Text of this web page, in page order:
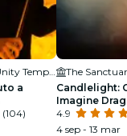
a
(104)
Candlelight:
Imagine
4.9
4 sep - 13 mar